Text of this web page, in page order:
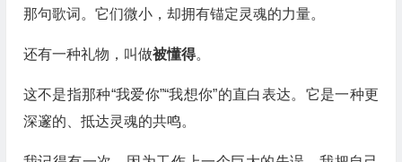
那句歌词。它们微小，却拥有锚定灵魂的力量。
还有一种礼物，叫做被懂得。
这不是指那种“我爱你”“我想你”的直白表达。它是一种更
深邃的、抵达灵魂的共鸣。